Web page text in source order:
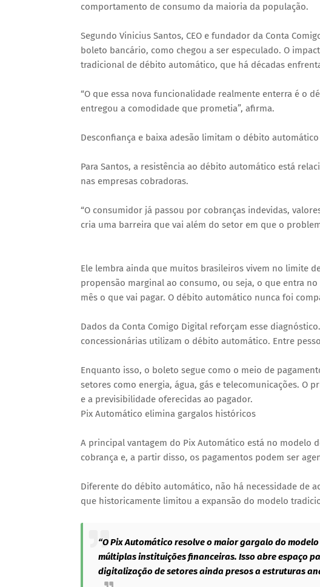
comportamento de consumo da maioria da população.
Segundo Vinicius Santos, CEO e fundador da Conta
boleto bancário, como chegou a ser especulado. O
tradicional de débito automático, que há décadas
“O que essa nova funcionalidade realmente enterra é o
entregou a comodidade que prometia”, afirma.
Desconfiança e baixa adesão limitam o débito automático
Para Santos, a resistência ao débito automático está
nas empresas cobradoras.
“O consumidor já passou por cobranças indevidas,
cria uma barreira que vai além do setor em que o
Ele lembra ainda que muitos brasileiros vivem no limite
propensão marginal ao consumo, ou seja, o que entra
mês o que vai pagar. O débito automático nunca foi
Dados da Conta Comigo Digital reforçam esse
concessionárias utilizam o débito automático. Entre
Enquanto isso, o boleto segue como o meio de
setores como energia, água, gás e telecomunicações. O
e a previsibilidade oferecidas ao pagador.
Pix Automático elimina gargalos históricos
A principal vantagem do Pix Automático está no modelo
cobrança e, a partir disso, os pagamentos podem ser
Diferente do débito automático, não há necessidade de
que historicamente limitou a expansão do modelo
“O Pix Automático resolve o maior gargalo do
múltiplas instituições financeiras. Isso abre espaço
digitalização de setores ainda presos a estruturas